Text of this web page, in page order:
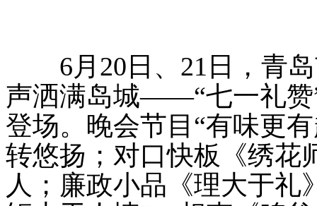
6月20日、21日，青岛
声洒满岛城——“七一礼赞
登场。晚会节目“有味更
转悠扬；对口快板《绣花
人；廉政小品《理大于礼